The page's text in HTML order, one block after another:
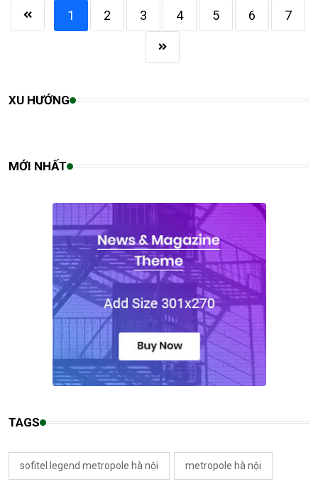
1 2 3 4 5 6 7
XU HƯỚNG
MỚI NHẤT
TAGS
sofitel legend metropole hà nội metropole hà nội